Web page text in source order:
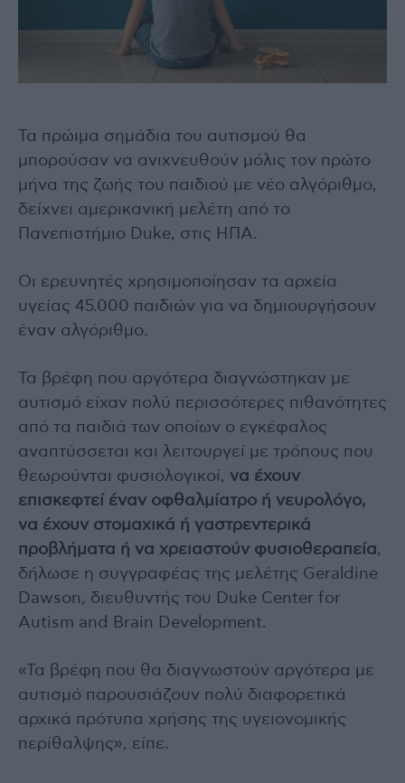
Τα πρώιμα σημάδια του αυτισμού θα
μπορούσαν να ανιχνευθούν μόλις τον πρώτο
μήνα της ζωής του παιδιού με νέο αλγόριθμο,
δείχνει αμερικανική μελέτη από το
Πανεπιστήμιο Duke, στις ΗΠΑ.
Οι ερευνητές χρησιμοποίησαν τα αρχεία
υγείας 45.000 παιδιών για να δημιουργήσουν
έναν αλγόριθμο.
Τα βρέφη που αργότερα διαγνώστηκαν με
αυτισμό είχαν πολύ περισσότερες πιθανότητες
από τα παιδιά των οποίων ο εγκέφαλος
αναπτύσσεται και λειτουργεί με τρόπους που
θεωρούνται φυσιολογικοί, να έχουν
επισκεφτεί έναν οφθαλμίατρο ή νευρολόγο,
να έχουν στομαχικά ή γαστρεντερικά
προβλήματα ή να χρειαστούν φυσιοθεραπεία,
δήλωσε η συγγραφέας της μελέτης Geraldine
Dawson, διευθυντής του Duke Center for
Autism and Brain Development.
«Τα βρέφη που θα διαγνωστούν αργότερα με
αυτισμό παρουσιάζουν πολύ διαφορετικά
αρχικά πρότυπα χρήσης της υγειονομικής
περίθαλψης», είπε.